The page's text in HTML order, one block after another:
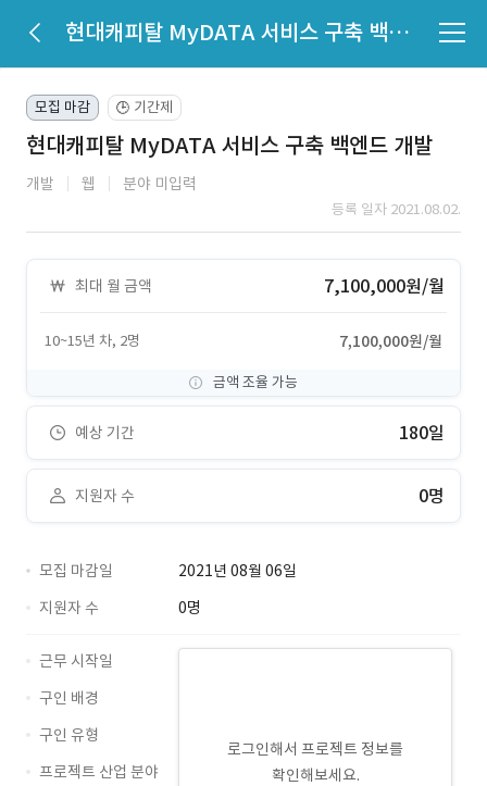
현대캐피탈 MyDATA 서비스 구축 백엔드 개발
모집 마감 🕒 기간제
현대캐피탈 MyDATA 서비스 구축 백엔드 개발
개발 웹 분야 미입력
등록 일자 2021.08.02.
최대 월 금액 7,100,000원/월
10~15년 차, 2명 7,100,000원/월
금액 조율 가능
예상 기간 180일
지원자 수 0명
모집 마감일
2021년 08월 06일
지원자 수
0명
로그인해서 프로젝트 정보를
확인해보세요.
근무 시작일
구인 배경
구인 유형
프로젝트 산업 분야